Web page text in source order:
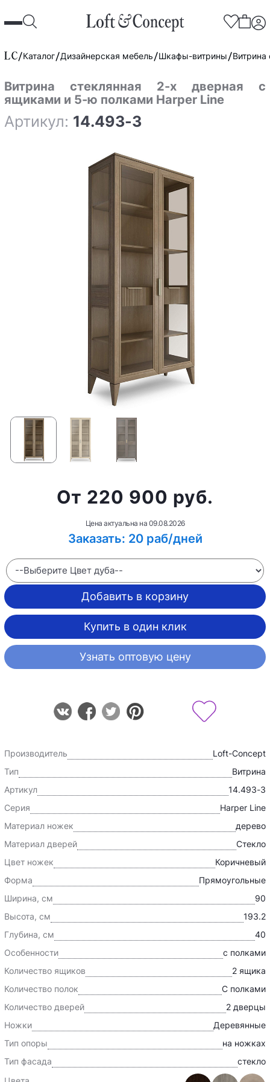
Каталог Дизайнерская мебель Шкафы-витрины
Витрина стеклянная 2-х дверная с
ящиками и 5-ю полками Harper Line
Артикул: 14.493-3
от 220 900 руб.
Цена актуальна на 09.08.2026
Заказать: 20 раб/дней
Добавить в корзину
Купить в один клик
Узнать оптовую цену
Производитель
Loft-Concept
Тип
Витрина
Артикул
14.493-3
Серия
Harper Line
Материал ножек
дерево
Материал дверей
Cтекло
Цвет ножек
Коричневый
Форма
Прямоугольные
Ширина, см
90
Высота, см
193.2
Глубина, см
40
Особенности
с полками
Количество ящиков
2 ящика
Количество полок
С полками
Количество дверей
2 дверцы
Ножки
Деревянные
Тип опоры
на ножках
Тип фасада
стекло